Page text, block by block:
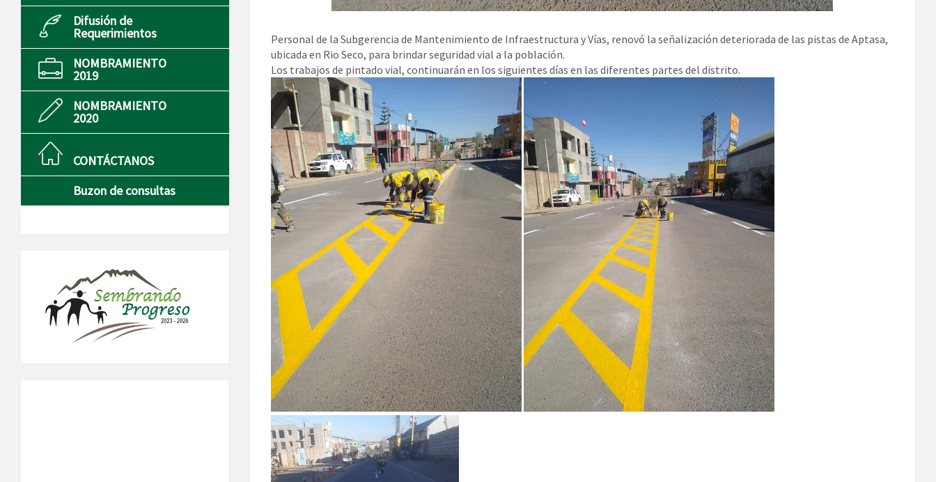
Personal de la Subgerencia de Mantenimiento de Infraestructura y Vías, renovó la señalización deteriorada de las pistas de Aptasa,
ubicada en Rio Seco, para brindar seguridad vial a la población.
Los trabajos de pintado vial, continuarán en los siguientes días en las diferentes partes del distrito.
Difusión de
Requerimientos
NOMBRAMIENTO
2019
NOMBRAMIENTO
2020
CONTÁCTANOS
Buzon de consultas